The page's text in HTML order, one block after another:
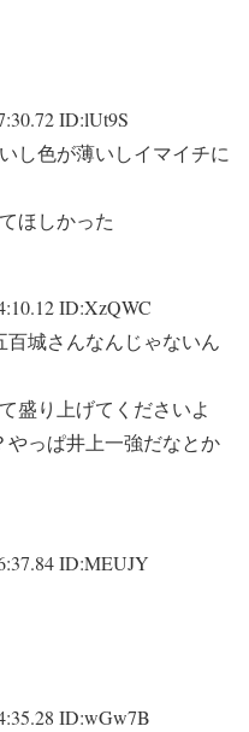
ID:lUt9S
し色が薄いしイマイチに
ほしかった
ID:XzQWC
百城さんなんじゃないん
盛り上げてくださいよ
やっぱ井上一強だなとか
ID:MEUJY
ID:wGw7B